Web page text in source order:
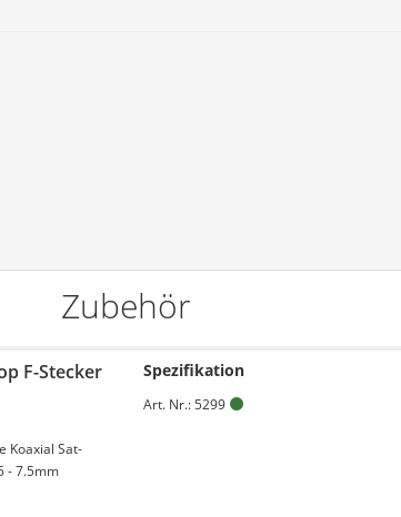
Zubehör
F-Stecker
Koaxial Sat-
- 7.5mm
Spezifikation
Art. Nr.: 5299